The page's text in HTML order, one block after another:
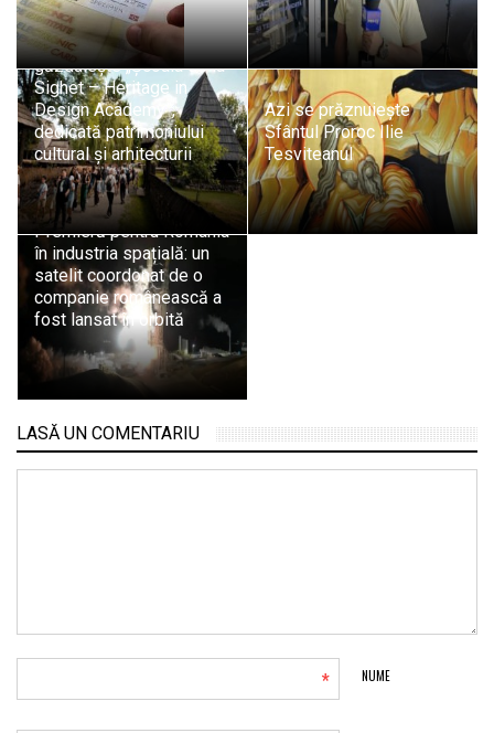
Sighetu Marmației
găzduiește „Școala de la
Sighet – Heritage in
Design Academy”,
dedicată patrimoniului
cultural și arhitecturii
Azi se prăznuiește
Sfântul Proroc Ilie
Tesviteanul
Premieră pentru România
în industria spațială: un
satelit coordonat de o
companie românească a
fost lansat în orbită
LASĂ UN COMENTARIU
NUME
*